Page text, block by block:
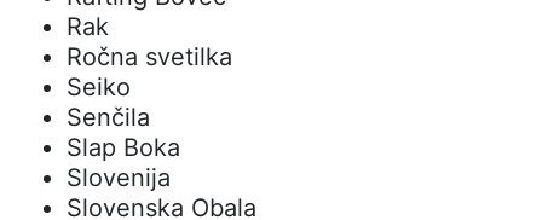
Rak
Ročna svetilka
Seiko
Senčila
Slap Boka
Slovenija
Slovenska Obala